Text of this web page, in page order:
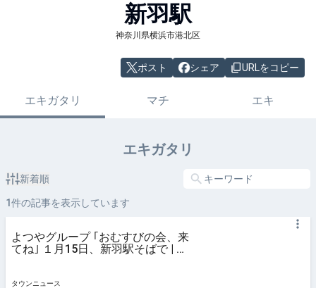
新羽駅
神奈川県横浜市港北区
ポスト シェア URLをコピー
エキガタリ マチ エキ
エキガタリ
新着順
1件の記事を表示しています
よつやグループ ｢おむすびの会、来
てね｣ １月15日、新羽駅そばで | 港
タウンニュース